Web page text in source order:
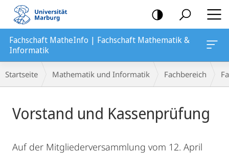
Mobile-
Navigation
Fachschaft MatheInfo | Fachschaft Mathematik &
Informatik
Breadcrumb-
Navigation
Startseite Mathematik und Informatik Fachbereich
Vorstand und Kassenprüfung
Auf der Mitgliederversammlung vom 12. April